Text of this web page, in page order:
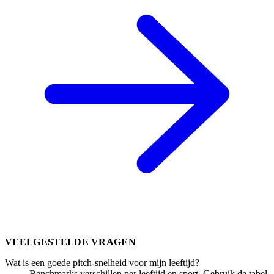
VEELGESTELDE VRAGEN
Wat is een goede pitch-snelheid voor mijn leeftijd?